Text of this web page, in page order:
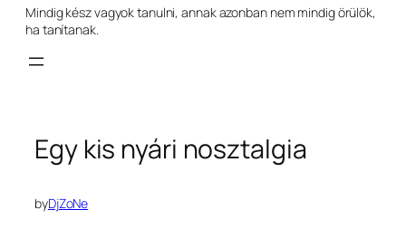
Mindig kész vagyok tanulni, annak azonban nem mindig örülök,
ha tanítanak.
Egy kis nyári nosztalgia
byDjZoNe